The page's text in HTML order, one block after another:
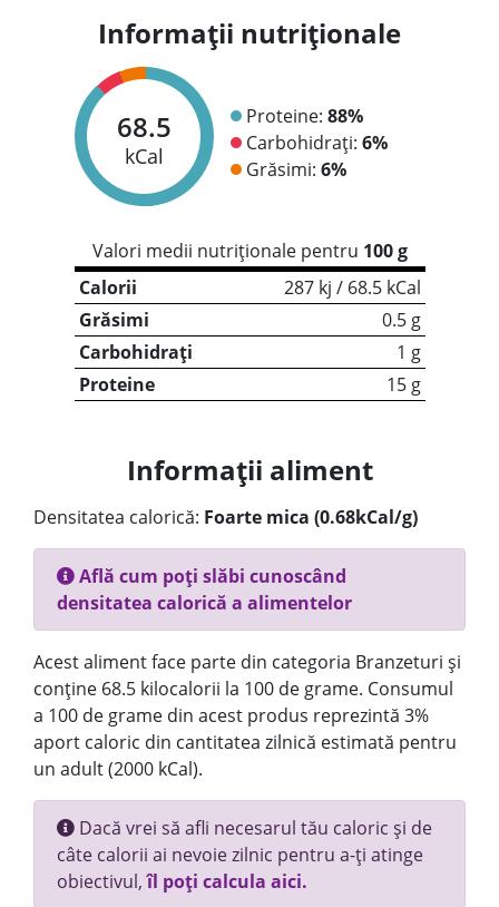
Informații nutriționale
68.5
kCal
Proteine: 88%
Carbohidrați: 6%
Grăsimi: 6%
Valori medii nutriționale pentru 100 g
Calorii
287 kj / 68.5 kCal
Grăsimi
0.5 g
Carbohidrați
1 g
Proteine
15 g
Informații aliment
Densitatea calorică: Foarte mica (0.68kCal/g)
Află cum poți slăbi cunoscând
densitatea calorică a alimentelor
Acest aliment face parte din categoria Branzeturi și
conține 68.5 kilocalorii la 100 de grame. Consumul
a 100 de grame din acest produs reprezintă 3%
aport caloric din cantitatea zilnică estimată pentru
un adult (2000 kCal).
Dacă vrei să afli necesarul tău caloric și de
câte calorii ai nevoie zilnic pentru a-ți atinge
obiectivul,îl poți calcula aici.